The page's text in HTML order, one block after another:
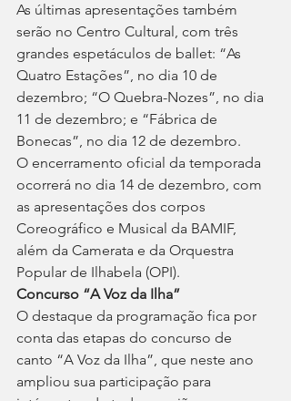
As últimas apresentações também
serão no Centro Cultural, com três
grandes espetáculos de ballet: “As
Quatro Estações”, no dia 10 de
dezembro; “O Quebra-Nozes”, no dia
11 de dezembro; e “Fábrica de
Bonecas”, no dia 12 de dezembro.
O encerramento oficial da temporada
ocorrerá no dia 14 de dezembro, com
as apresentações dos corpos
Coreográfico e Musical da BAMIF,
além da Camerata e da Orquestra
Popular de Ilhabela (OPI).
Concurso “A Voz da Ilha”
O destaque da programação fica por
conta das etapas do concurso de
canto “A Voz da Ilha”, que neste ano
ampliou sua participação para